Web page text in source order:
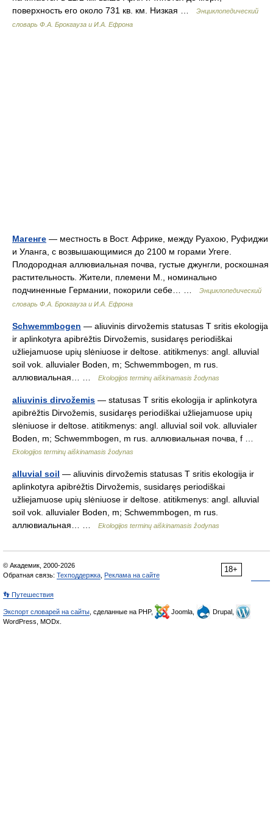
поверхность его около 731 кв. км. Низкая …
Энциклопедический
словарь Ф.А. Брокгауза и И.А. Ефрона
Магенге — местность в Вост. Африке, между Руахою, Руфиджи
и Уланга, с возвышающимися до 2100 м горами Угеге.
Плодородная аллювиальная почва, густые джунгли, роскошная
растительность. Жители, племени М., номинально
подчиненные Германии, покорили себе… …
Энциклопедический
словарь Ф.А. Брокгауза и И.А. Ефрона
Schwemmbogen — aliuvinis dirvožemis statusas T sritis ekologija
ir aplinkotyra apibrėžtis Dirvožemis, susidaręs periodiškai
užliejamuose upių slėniuose ir deltose. atitikmenys: angl. alluvial
soil vok. alluvialer Boden, m; Schwemmbogen, m rus.
аллювиальная… …
Ekologijos terminų aiškinamasis žodynas
aliuvinis dirvožemis — statusas T sritis ekologija ir aplinkotyra
apibrėžtis Dirvožemis, susidaręs periodiškai užliejamuose upių
slėniuose ir deltose. atitikmenys: angl. alluvial soil vok. alluvialer
Boden, m; Schwemmbogen, m rus. аллювиальная почва, f …
Ekologijos terminų aiškinamasis žodynas
alluvial soil — aliuvinis dirvožemis statusas T sritis ekologija ir
aplinkotyra apibrėžtis Dirvožemis, susidaręs periodiškai
užliejamuose upių slėniuose ir deltose. atitikmenys: angl. alluvial
soil vok. alluvialer Boden, m; Schwemmbogen, m rus.
аллювиальная… …
Ekologijos terminų aiškinamasis žodynas
18+
© Академик, 2000-2026
Обратная связь: Техподдержка Реклама на сайте
👣 Путешествия
Экспорт словарей на сайты , сделанные на PHP, Joomla,
Drupal,
WordPress, MODx.